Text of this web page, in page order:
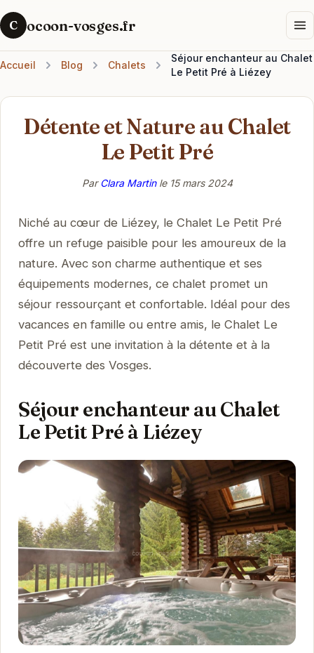
C ocoon-vosges.fr
Accueil Blog Chalets
Séjour enchanteur au Chalet
Le Petit Pré à Liézey
Détente et Nature au Chalet
Le Petit Pré
ParClara Martinle 15 mars 2024
Niché au cœur de Liézey, le Chalet Le Petit Pré
offre un refuge paisible pour les amoureux de la
nature. Avec son charme authentique et ses
équipements modernes, ce chalet promet un
séjour ressourçant et confortable. Idéal pour des
vacances en famille ou entre amis, le Chalet Le
Petit Pré est une invitation à la détente et à la
découverte des Vosges.
Séjour enchanteur au Chalet
Le Petit Pré à Liézey